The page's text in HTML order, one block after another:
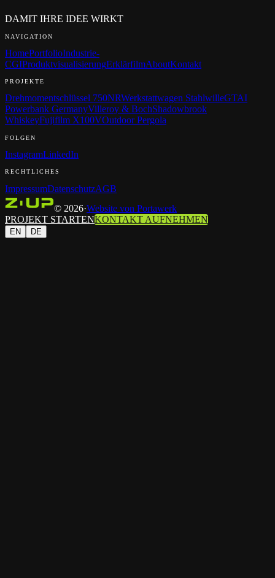
DAMIT IHRE IDEE WIRKT
NAVIGATION
HomePortfolioIndustrie-
CGIProduktvisualisierungErklärfilmAboutKontakt
PROJEKTE
Drehmomentschlüssel 750NRWerkstattwagen StahlwilleGTAI
Powerbank GermanyVilleroy & BochShadowbrook
WhiskeyFujifilm X100VOutdoor Pergola
FOLGEN
InstagramLinkedIn
RECHTLICHES
ImpressumDatenschutzAGB
© 2026·Website von Portawerk
PROJEKT STARTENKONTAKT AUFNEHMEN
EN DE